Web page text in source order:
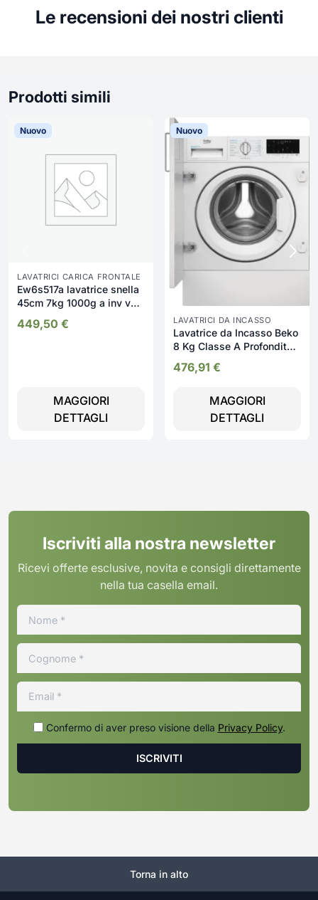
Le recensioni dei nostri clienti
Prodotti simili
Nuovo
LAVATRICI CARICA FRONTALE
Ew6s517a lavatrice snella
45cm 7kg 1000g a inv vap
tc5 wo
449,50 €
MAGGIORI
DETTAGLI
Nuovo
LAVATRICI DA INCASSO
Lavatrice da Incasso Beko
8 Kg Classe A Profondità
Inverter Vapore -
476,91 €
MAGGIORI
DETTAGLI
Iscriviti alla nostra newsletter
Ricevi offerte esclusive, novita e consigli direttamente
nella tua casella email.
Confermo di aver preso visione della Privacy Policy.
Torna in alto